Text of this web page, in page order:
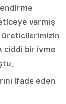
varmış
üreticilerimizin
ciddi bir ivme
ifade eden